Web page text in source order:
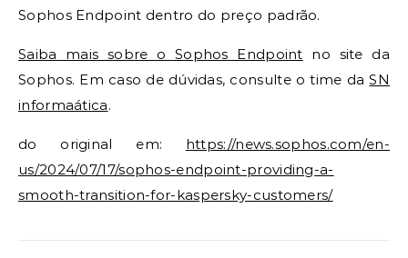
Sophos Endpoint dentro do preço padrão.
Saiba mais sobre o Sophos Endpoint no site da
Sophos. Em caso de dúvidas, consulte o time daSN
informaática.
do original em: https://news.sophos.com/en-
us/2024/07/17/sophos-endpoint-providing-a-
smooth-transition-for-kaspersky-customers/